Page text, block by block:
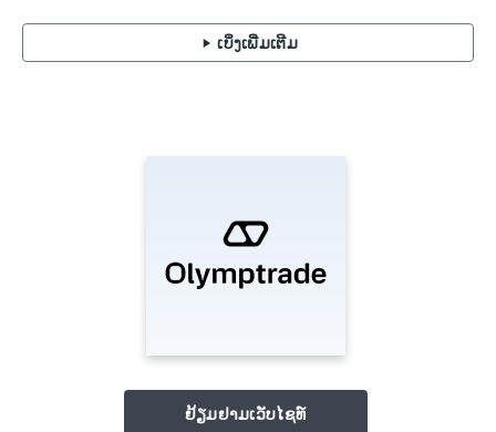
ເບິ່ງເພີ່ມເຕີມ
ຢ້ຽມຢາມເວັບໄຊທ໌